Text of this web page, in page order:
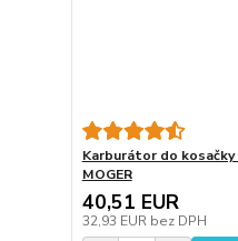
Karburátor do
MOGER
40,51 EUR
32,93 EUR bez DPH